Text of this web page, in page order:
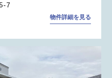
7
物件詳細を見る